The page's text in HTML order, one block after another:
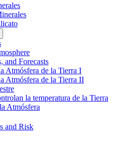
and Forecasts
Atmósfera de la Tierra I
Atmósfera de la Tierra II
la temperatura de la Tierra
Atmósfera
and Risk